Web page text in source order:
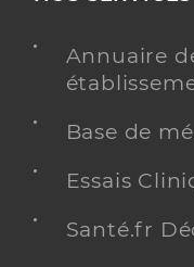
Annuaire
Base de
Essais
Santé.fr